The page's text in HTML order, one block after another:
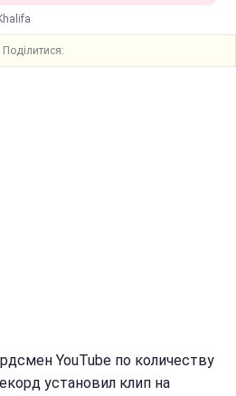
Поділитися:
YouTube по количеству
установил клип на